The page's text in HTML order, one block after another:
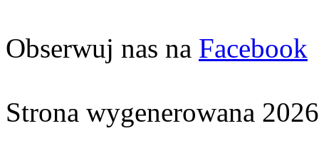
Obserwuj nas na Facebook
Strona wygenerowana